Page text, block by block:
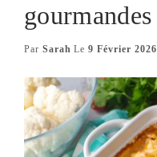
gourmandes
Par Sarah Le9 Février 2026